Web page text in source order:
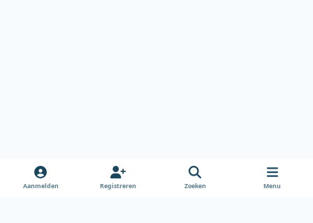
Aanmelden Registreren Zoeken Menu